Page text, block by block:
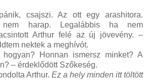
csajszi. Az ott egy arashitora.
nem harap. Legalábbis ha nem
Arthur felé az új jövevény. –
nektek a meghívót.
Honnan ismersz minket? A
– érdeklődött Szőkeség.
Arthur. Ez a hely minden itt töltött